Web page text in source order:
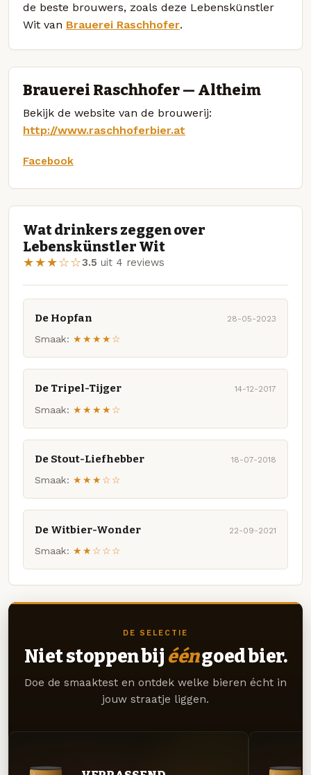
de beste brouwers, zoals deze Lebenskünstler
Wit van Brauerei Raschhofer.
Brauerei Raschhofer — Altheim
Bekijk de website van de brouwerij:
http://www.raschhoferbier.at
Facebook
Wat drinkers zeggen over
Lebenskünstler Wit
★★★☆☆3.5 uit 4 reviews
De Hopfan 28-05-2023
Smaak: ★★★★☆
De Tripel-Tijger 14-12-2017
Smaak: ★★★★☆
De Stout-Liefhebber 18-07-2018
Smaak: ★★★☆☆
De Witbier-Wonder 22-09-2021
Smaak: ★★☆☆☆
DE SELECTIE
Niet stoppen bij ééngoed bier.
Doe de smaaktest en ontdek welke bieren écht in
jouw straatje liggen.